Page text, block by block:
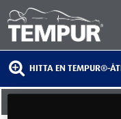
HITTA EN TEMPUR®-